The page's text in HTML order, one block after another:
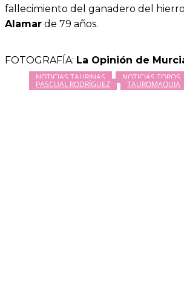
fallecimiento del ganadero del hierro
Alamar de 79 años.
FOTOGRAFÍA: La Opinión de
NOTICIAS TAURINAS NOTICIAS TOROS
PASCUAL RODRÍGUEZ TAUROMAQUIA